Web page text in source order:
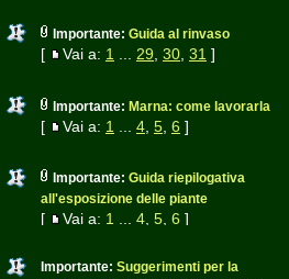
Importante: Guida al rinvaso
[ Vai a: 1 29, 30, 31 ]
Importante: Marna: come lavorarla
[ Vai a: 1 4, 5, 6 ]
Importante: Guida riepilogativa
all'esposizione delle piante
[ Vai a: 1 4, 5, 6 ]
Importante: Suggerimenti per la